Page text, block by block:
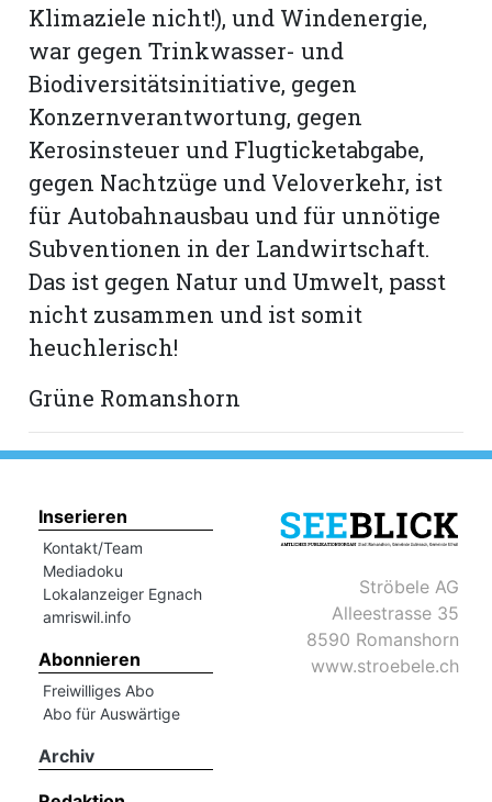
Klimaziele nicht!), und Windenergie,
war gegen Trinkwasser- und
Biodiversitätsinitiative, gegen
Konzernverantwortung, gegen
Kerosinsteuer und Flugticketabgabe,
gegen Nachtzüge und Veloverkehr, ist
für Autobahnausbau und für unnötige
Subventionen in der Landwirtschaft.
Das ist gegen Natur und Umwelt, passt
nicht zusammen und ist somit
heuchlerisch!
Grüne Romanshorn
Inserieren
Kontakt/Team
Mediadoku
Lokalanzeiger Egnach
amriswil.info
Abonnieren
Freiwilliges Abo
Abo für Auswärtige
Archiv
Ströbele AG
Alleestrasse 35
8590 Romanshorn
www.stroebele.ch